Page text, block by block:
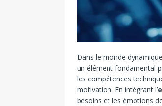
Dans le monde
un élément fondamental
les compétences
motivation. En intégrant l’
besoins et les émotions